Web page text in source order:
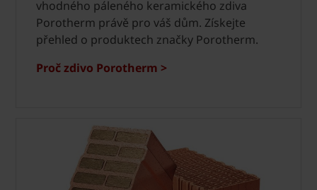
vhodného páleného keramického zdiva
Porotherm právě pro váš dům. Získejte
přehled o produktech značky Porotherm.
Proč zdivo Porotherm >